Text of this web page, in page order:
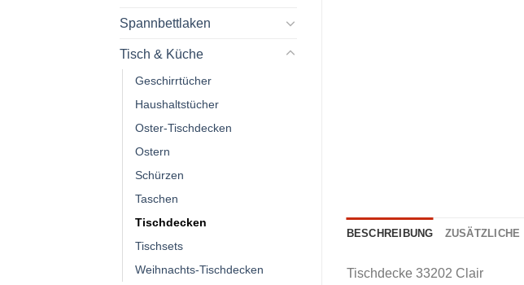
Spannbettlaken
Tisch & Küche
Geschirrtücher
Haushaltstücher
Oster-Tischdecken
Ostern
Schürzen
Taschen
Tischdecken
Tischsets
Weihnachts-Tischdecken
BESCHREIBUNG ZUSÄTZLICHE
Tischdecke 33202 Clair